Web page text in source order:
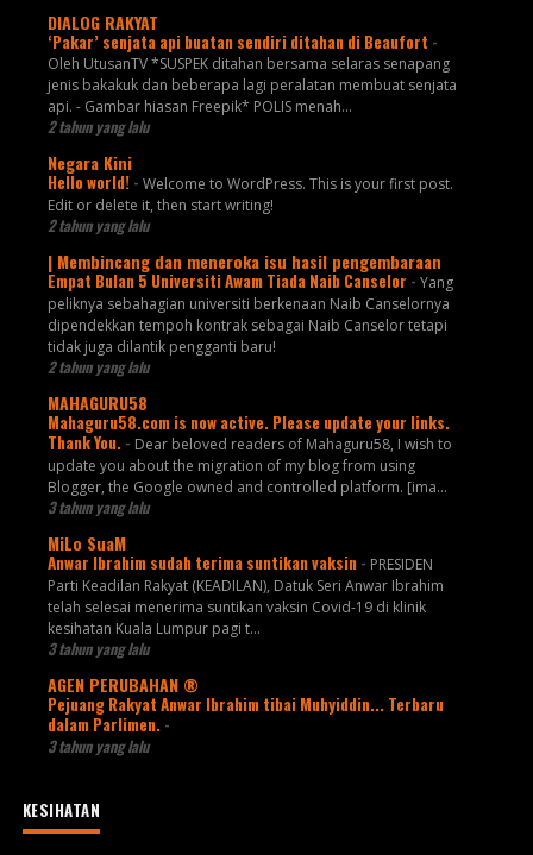
DIALOG RAKYAT
‘Pakar’ senjata api buatan sendiri ditahan di Beaufort -
Oleh UtusanTV *SUSPEK ditahan bersama selaras senapang
jenis bakakuk dan beberapa lagi peralatan membuat senjata
api. - Gambar hiasan Freepik* POLIS menah...
2 tahun yang lalu
Negara Kini
Hello world! - Welcome to WordPress. This is your first post.
Edit or delete it, then start writing!
2 tahun yang lalu
| Membincang dan meneroka isu hasil pengembaraan
Empat Bulan 5 Universiti Awam Tiada Naib Canselor - Yang
peliknya sebahagian universiti berkenaan Naib Canselornya
dipendekkan tempoh kontrak sebagai Naib Canselor tetapi
tidak juga dilantik pengganti baru!
2 tahun yang lalu
MAHAGURU58
Mahaguru58.com is now active. Please update your links.
Thank You. - Dear beloved readers of Mahaguru58, I wish to
update you about the migration of my blog from using
Blogger, the Google owned and controlled platform. [ima...
3 tahun yang lalu
MiLo SuaM
Anwar Ibrahim sudah terima suntikan vaksin - PRESIDEN
Parti Keadilan Rakyat (KEADILAN), Datuk Seri Anwar Ibrahim
telah selesai menerima suntikan vaksin Covid-19 di klinik
kesihatan Kuala Lumpur pagi t...
3 tahun yang lalu
AGEN PERUBAHAN ®
Pejuang Rakyat Anwar Ibrahim tibai Muhyiddin... Terbaru
dalam Parlimen. -
3 tahun yang lalu
KESIHATAN